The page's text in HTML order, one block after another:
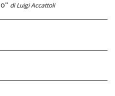
di Luigi Accattoli